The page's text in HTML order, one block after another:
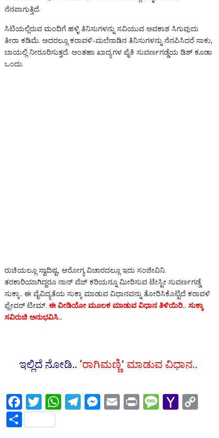
k
l
ನೆನಪಾಗುತ್ತಿದೆ.
ಸಿಟಿಯಲ್ಲಿರುವ ಮಂದಿಗೆ ಹಳ್ಳಿ ತಿನಿಸುಗಳನ್ನು ಸವಿಯುವ ಅವಕಾಶ ಸಿಗುವುದು
ತೀರಾ ಕಡಿಮೆ. ಅದರಲ್ಲೂ ಕರಾವಳಿ-ಮಲೆನಾಡಿನ ತಿನಿಸುಗಳನ್ನು ನೆನಪಿಸಿದರೆ ಸಾಕು,
ಬಾಯಲ್ಲಿ ನೀರೂರಿಸುತ್ತದೆ. ಅಂತಹಾ ಖಾದ್ಯಗಳ ಪೈಕಿ ಸುವರ್ಣಗಡ್ಡೆಯ ಡಿಶ್ ಕೂಡಾ
ಒಂದು.
ರುಚಿಯಲ್ಲೂ ಸ್ವಾದಿಷ್ಟ, ಆರೋಗ್ಯ ವಿಚಾರದಲ್ಲೂ ಇದು ಸಂಜೀವಿನಿ.
ತರಕಾರಿಯಾಗಿದ್ದರೂ ನಾನ್ ವೆಜ್ ಕರಿಯನ್ನೂ ಮೀರಿಸುವ ಟೇಸ್ಟೀ ಸುವರ್ಣಗಡ್ಡೆ
ಸುಕ್ಕಾ.. ಈ ವೈವಿದ್ಯತೆಯ ಸುಕ್ಕಾ ಮಾಡುವ ವಿಧಾನವನ್ನು ತೋರಿಸಿಕೊಟ್ಟಿದೆ ಕರಾವಳಿ
ಫ್ಲೇವರ್ ಟೀಮ್.ಈ ವೀಡಿಯೋ ಮೂಲಕ ಮಾಡುವ ವಿಧಾನ ತಿಳಿಯಿರಿ.. ಸುಕ್ಕಾ
ಸವಿರುಚಿ ಅನುಭವಿಸಿ..
ಇಲ್ಲಿದೆ ನೋಡಿ.. ‘ರಾಗಿಮಣ್ಣಿ’ ಮಾಡುವ ವಿಧಾನ..
F
ac
e
T
w
itt
W T M E Pr M Y
S